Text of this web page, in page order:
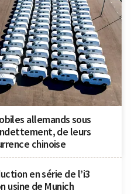
allemands sous
de leurs
chinoise
en série de l’i3
usine de Munich